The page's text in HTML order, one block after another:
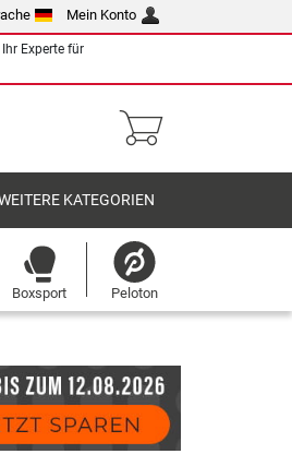
Mein Konto
Experte für
KATEGORIEN
Boxsport Peloton